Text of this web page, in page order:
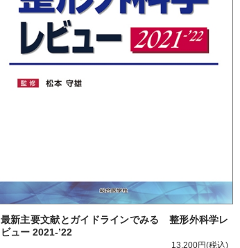
最新主要文献とガイドラインでみる 整形外科学レ
ビュー 2021-’22
13,200円